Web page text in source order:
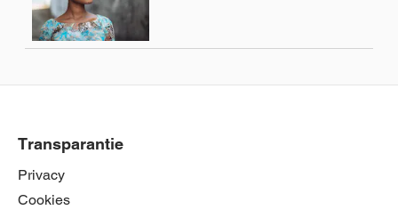
Transparantie
Privacy
Cookies